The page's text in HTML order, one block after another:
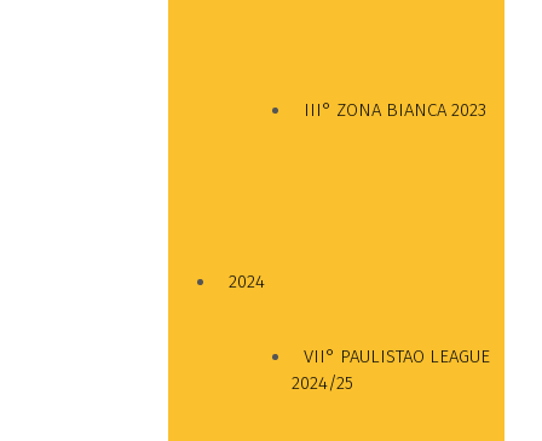
III° ZONA BIANCA 2023
2024
VII° PAULISTAO LEAGUE
2024/25